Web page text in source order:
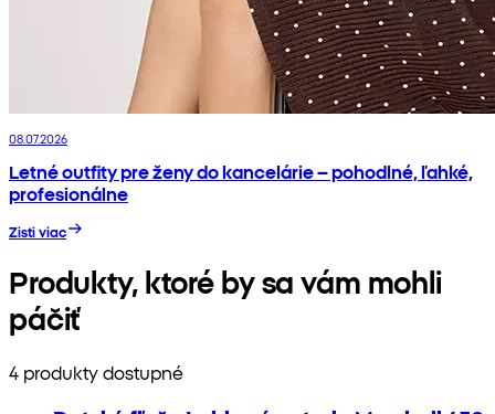
08.07.2026
Letné outfity pre ženy do kancelárie – pohodlné, ľahké,
profesionálne
Zisti viac
Produkty, ktoré by sa vám mohli
páčiť
4 produkty dostupné